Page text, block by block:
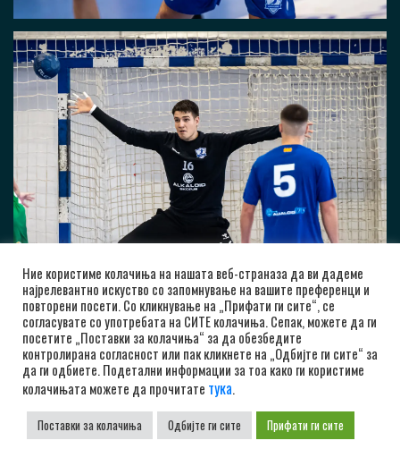
Ние користиме колачиња на нашата веб-страназа да ви дадеме
најрелевантно искуство со запомнување на вашите преференци и
повторени посети. Со кликнување на „Прифати ги сите“, се
согласувате со употребата на СИТЕ колачиња. Сепак, можете да ги
посетите „Поставки за колачиња“ за да обезбедите
контролирана согласност или пак кликнете на „Одбијте ги сите“ за
да ги одбиете. Подетални информации за тоа како ги користиме
колачињата можете да прочитате тука.
Поставки за колачиња Одбијте ги сите Прифати ги сите